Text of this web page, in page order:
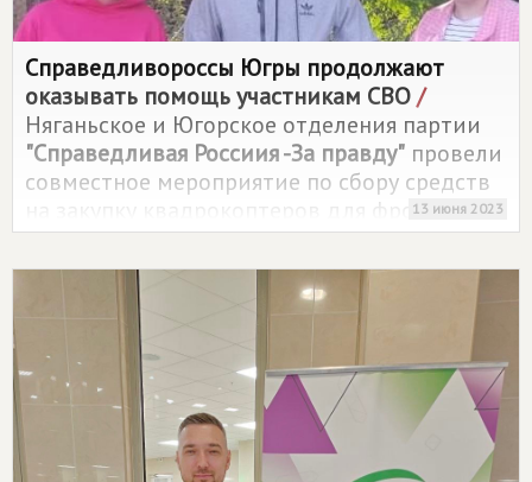
Справедливороссы Югры продолжают
оказывать помощь участникам СВО/
Няганьское и Югорское отделения партии
"Справедливая Россиия -За правду" провели
совместное мероприятие по сбору средств
на закупку квадрокоптеров для фронта
Специальной Военной Операции.
13 июня 2023